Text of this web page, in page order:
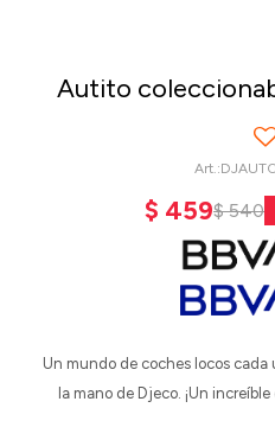
Autito
$ 459$ 540
Un mundo de coches locos
la mano de Djeco. ¡Un